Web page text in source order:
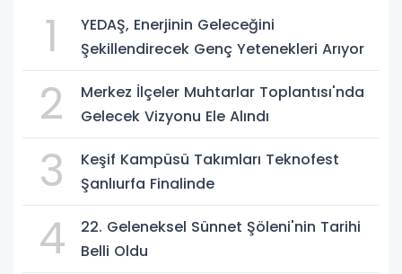
1
YEDAŞ, Enerjinin Geleceğini
Şekillendirecek Genç Yetenekleri Arıyor
2
Merkez İlçeler Muhtarlar Toplantısı'nda
Gelecek Vizyonu Ele Alındı
3
Keşif Kampüsü Takımları Teknofest
Şanlıurfa Finalinde
4
22. Geleneksel Sünnet Şöleni'nin Tarihi
Belli Oldu